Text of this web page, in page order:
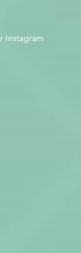
Instagram